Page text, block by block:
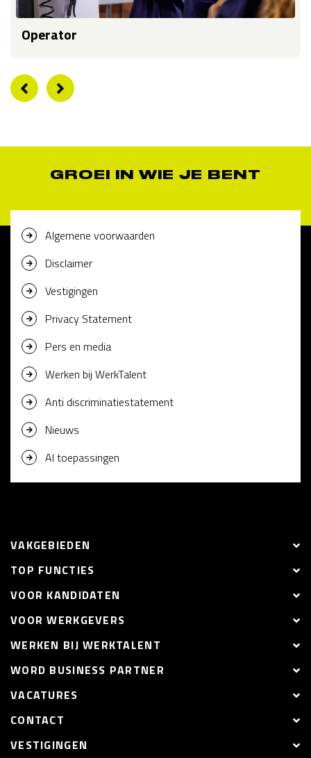
Operator
GROEI IN WIE JE BENT
Algemene voorwaarden
Disclaimer
Vestigingen
Privacy Statement
Pers en media
Werken bij WerkTalent
Anti discriminatiestatement
Nieuws
AI toepassingen
VAKGEBIEDEN
TOP FUNCTIES
VOOR KANDIDATEN
VOOR WERKGEVERS
WERKEN BIJ WERKTALENT
WORD BUSINESS PARTNER
VACATURES
CONTACT
VESTIGINGEN